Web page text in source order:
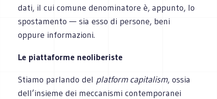
dati, il cui comune denominatore è, appunto, lo
spostamento — sia esso di persone, beni
oppure informazioni.
Le piattaforme neoliberiste
Stiamo parlando del platform capitalism, ossia
dell’insieme dei meccanismi contemporanei